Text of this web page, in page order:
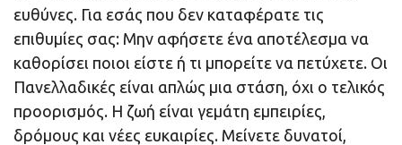
ευθύνες. Για εσάς που δεν καταφέρατε τις
επιθυμίες σας: Μην αφήσετε ένα αποτέλεσμα να
καθορίσει ποιοι είστε ή τι μπορείτε να πετύχετε. Οι
Πανελλαδικές είναι απλώς μια στάση, όχι ο τελικός
προορισμός. Η ζωή είναι γεμάτη εμπειρίες,
δρόμους και νέες ευκαιρίες. Μείνετε δυνατοί,